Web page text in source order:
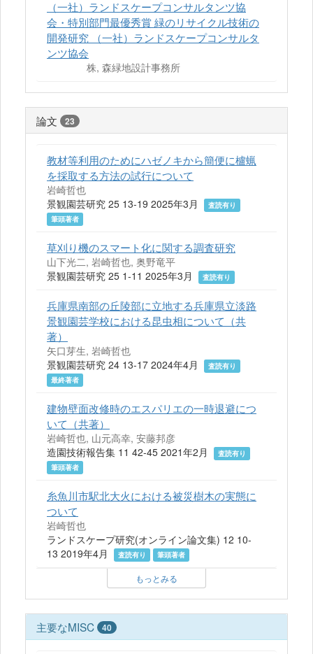
（一社）ランドスケープコンサルタンツ協
会・特別部門最優秀賞 緑のリサイクル技術の
開発研究 （一社）ランドスケープコンサルタ
ンツ協会
株, 森緑地設計事務所
論文 23
教材等利用のためにハゼノキから簡便に櫨蝋
を採取する方法の試行について
岩崎哲也
景観園芸研究 25 13-19 2025年3月
査読有り
筆頭著者
草刈り機のスマート化に関する調査研究
山下光二, 岩崎哲也, 奥野竜平
景観園芸研究 25 1-11 2025年3月
査読有り
兵庫県南部の丘陵部に立地する兵庫県立淡路
景観園芸学校における昆虫相について（共
著）
矢口芽生, 岩崎哲也
景観園芸研究 24 13-17 2024年4月
査読有り
最終著者
建物壁面改修時のエスパリエの一時退避につ
いて（共著）
岩崎哲也, 山元高幸, 安藤邦彦
造園技術報告集 11 42-45 2021年2月
査読有り
筆頭著者
糸魚川市駅北大火における被災樹木の実態に
ついて
岩崎哲也
ランドスケープ研究(オンライン論文集) 12 10-
13 2019年4月
査読有り 筆頭著者
もっとみる
主要なMISC 40